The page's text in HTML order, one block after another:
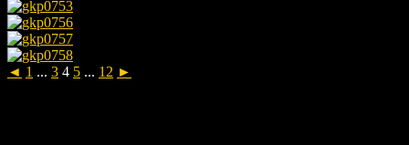
◄ 1 ... 3 4 5 ... 12 ►